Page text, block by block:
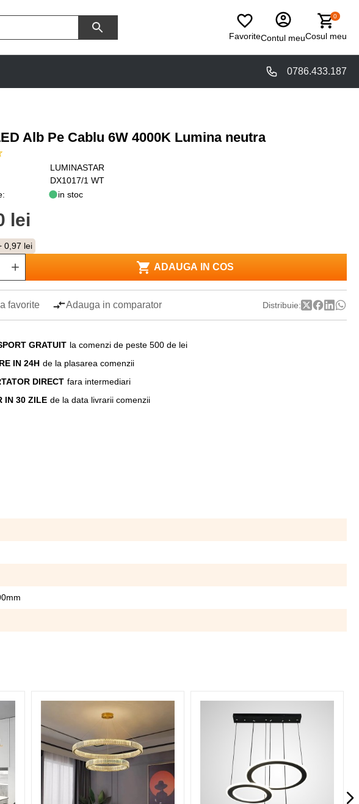
FavoriteContul meu
0
Cosul meu
0786.433.187
Alb Pe Cablu 6W 4000K Lumina neutra
LUMINASTAR
DX1017/1 WT
in stoc
lei
0,97 lei
ADAUGA IN COS
favorite Adauga in comparator Distribuie:
GRATUIT la comenzi de peste 500 de lei
IN 24H de la plasarea comenzii
DIRECT fara intermediari
IN 30 ZILE de la data livrarii comenzii